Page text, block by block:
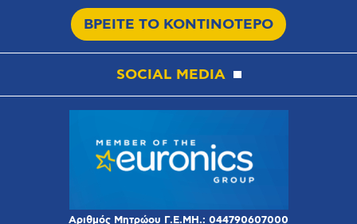
ΒΡΕΙΤΕ ΤΟ ΚΟΝΤΙΝΟΤΕΡΟ
SOCIAL MEDIA